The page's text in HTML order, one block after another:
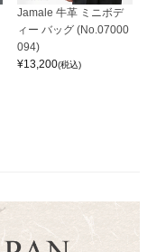
Jamale 牛革 ミニボデ
ィー バッグ (No.07000
094)
¥13,200(税込)